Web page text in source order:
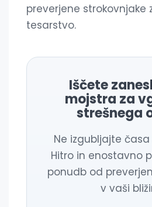
preverjene strokovnjake
tesarstvo.
Iščete
mojstra za
strešnega
Ne izgubljajte
Hitro in enostavno
ponudb od
v vaši